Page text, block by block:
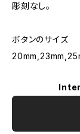
彫刻なし。
ボタンのサイズ